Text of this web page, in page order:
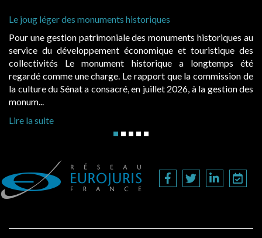
Le joug léger des monuments historiques
Pour une gestion patrimoniale des monuments historiques au
service du développement économique et touristique des
collectivités Le monument historique a longtemps été
regardé comme une charge. Le rapport que la commission de
la culture du Sénat a consacré, en juillet 2026, à la gestion des
monum...
Lire la suite